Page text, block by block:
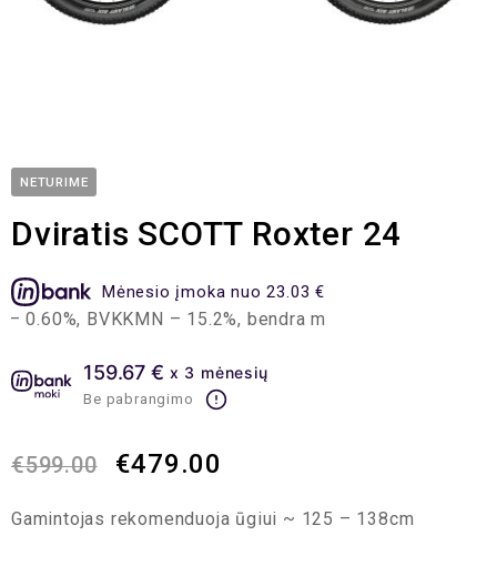
NETURIME
Dviratis SCOTT Roxter 24
Mėnesio įmoka nuo 23.03 €
– 15.2%, bendra mokėtina suma – 552.67
159.67 € x 3 mėnesių
Be pabrangimo
€599.00 €479.00
Gamintojas rekomenduoja ūgiui ~ 125 – 138cm